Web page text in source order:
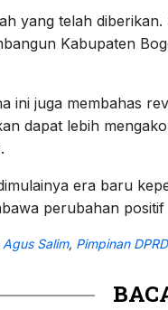
yang telah
Kabupaten
ini juga membahas
dapat lebih
era baru
perubahan
Agus Salim, Pimpinan